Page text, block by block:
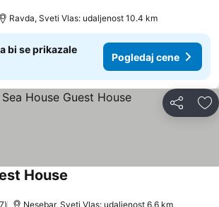
Ravda, Sveti Vlas: udaljenost 10.4 km
bi se prikazale
Pogledaj cene
Deli
House
Nesebar, Sveti Vlas: udaljenost 6.6 km